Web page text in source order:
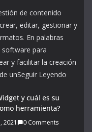
de contenido
editar, gestionar y
En palabras
software para
y facilitar la creación
unSeguir Leyendo
y cuál es su
herramienta?
2021 0 Comments